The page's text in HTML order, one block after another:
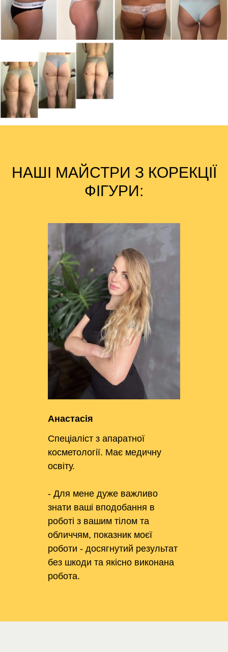
НАШІ МАЙСТРИ З КОРЕКЦІЇ
ФІГУРИ:
Анастасія
Спеціаліст з апаратної
косметології. Має медичну
освіту.
- Для мене дуже важливо
знати ваші вподобання в
роботі з вашим тілом та
обличчям, показник моєї
роботи - досягнутий результат
без шкоди та якісно виконана
робота.